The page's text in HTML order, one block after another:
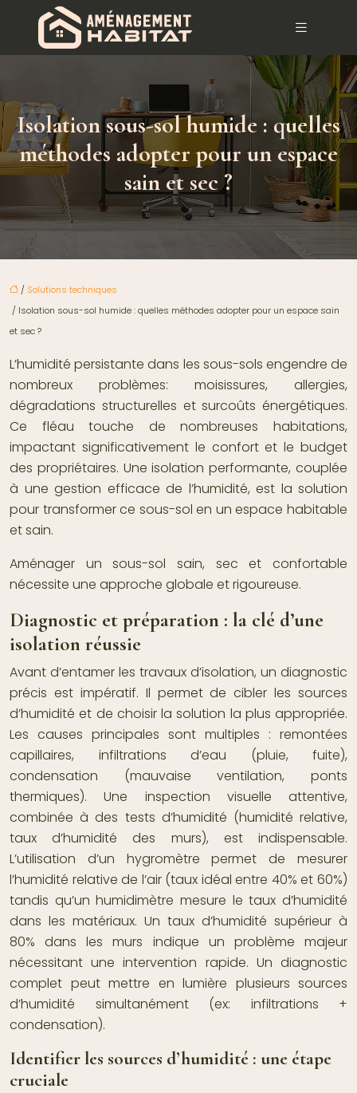
Isolation sous-sol humide : quelles
méthodes adopter pour un espace
sain et sec ?
/ Solutions techniques
/ Isolation sous-sol humide : quelles méthodes adopter pour un espace sain
et sec ?
L’humidité persistante dans les sous-sols engendre de
nombreux problèmes: moisissures, allergies,
dégradations structurelles et surcoûts énergétiques.
Ce fléau touche de nombreuses habitations,
impactant significativement le confort et le budget
des propriétaires. Une isolation performante, couplée
à une gestion efficace de l’humidité, est la solution
pour transformer ce sous-sol en un espace habitable
et sain.
Aménager un sous-sol sain, sec et confortable
nécessite une approche globale et rigoureuse.
Diagnostic et préparation : la clé d’une
isolation réussie
Avant d’entamer les travaux d’isolation, un diagnostic
précis est impératif. Il permet de cibler les sources
d’humidité et de choisir la solution la plus appropriée.
Les causes principales sont multiples : remontées
capillaires, infiltrations d’eau (pluie, fuite),
condensation (mauvaise ventilation, ponts
thermiques). Une inspection visuelle attentive,
combinée à des tests d’humidité (humidité relative,
taux d’humidité des murs), est indispensable.
L’utilisation d’un hygromètre permet de mesurer
l’humidité relative de l’air (taux idéal entre 40% et 60%)
tandis qu’un humidimètre mesure le taux d’humidité
dans les matériaux. Un taux d’humidité supérieur à
80% dans les murs indique un problème majeur
nécessitant une intervention rapide. Un diagnostic
complet peut mettre en lumière plusieurs sources
d’humidité simultanément (ex: infiltrations +
condensation).
Identifier les sources d’humidité : une étape
cruciale